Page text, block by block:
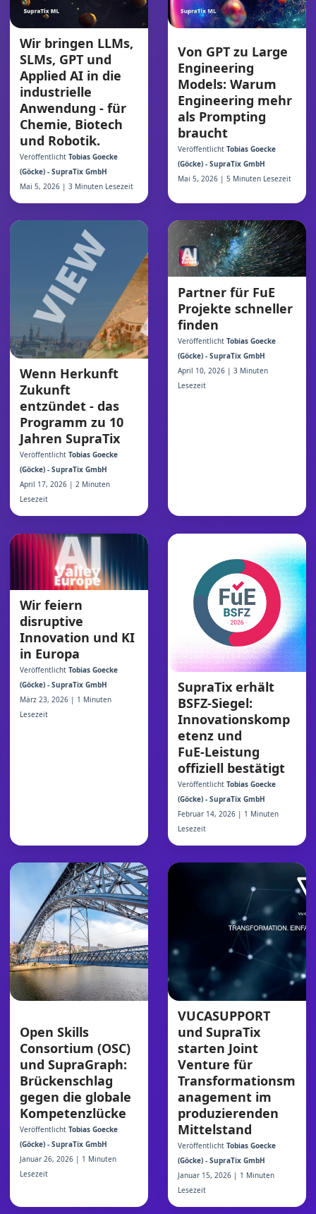
Wir bringen LLMs,
SLMs, GPT und
Applied AI in die
industrielle
Anwendung - für
Chemie, Biotech
und Robotik.
Veröffentlicht Tobias Goecke
(Göcke) - SupraTix GmbH
Mai 5, 2026 | 3 Minuten Lesezeit
Von GPT zu Large
Engineering
Models: Warum
Engineering mehr
als Prompting
braucht
Veröffentlicht Tobias Goecke
(Göcke) - SupraTix GmbH
Mai 5, 2026 | 5 Minuten Lesezeit
Wenn Herkunft
Zukunft
entzündet - das
Programm zu 10
Jahren SupraTix
Veröffentlicht Tobias Goecke
(Göcke) - SupraTix GmbH
April 17, 2026 | 2 Minuten
Lesezeit
Partner für FuE
Projekte schneller
finden
Veröffentlicht Tobias Goecke
(Göcke) - SupraTix GmbH
April 10, 2026 | 3 Minuten
Lesezeit
Wir feiern
disruptive
Innovation und KI
in Europa
Veröffentlicht Tobias Goecke
(Göcke) - SupraTix GmbH
März 23, 2026 | 1 Minuten
Lesezeit
SupraTix erhält
BSFZ‑Siegel:
Innovationskomp
etenz und
FuE‑Leistung
offiziell bestätigt
Veröffentlicht Tobias Goecke
(Göcke) - SupraTix GmbH
Februar 14, 2026 | 1 Minuten
Lesezeit
Open Skills
Consortium (OSC)
und SupraGraph:
Brückenschlag
gegen die globale
Kompetenzlücke
Veröffentlicht Tobias Goecke
(Göcke) - SupraTix GmbH
Januar 26, 2026 | 1 Minuten
Lesezeit
VUCASUPPORT
und SupraTix
starten Joint
Venture für
Transformationsm
anagement im
produzierenden
Mittelstand
Veröffentlicht Tobias Goecke
(Göcke) - SupraTix GmbH
Januar 15, 2026 | 1 Minuten
Lesezeit